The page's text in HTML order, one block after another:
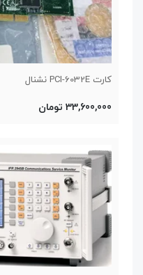
کارت PCI-6032E نشنال
33,600,000 تومان